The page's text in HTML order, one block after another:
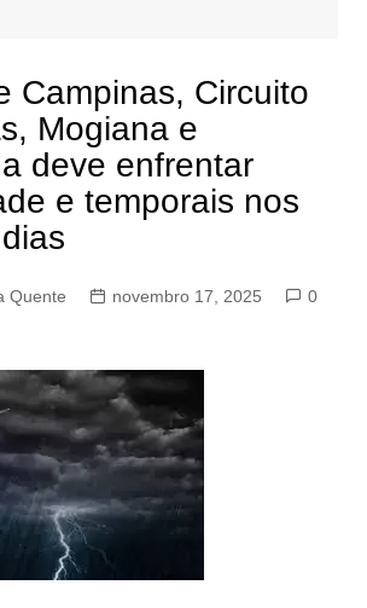
Campinas, Circuito
Mogiana e
deve enfrentar
e temporais nos
Quente novembro 17, 2025
0